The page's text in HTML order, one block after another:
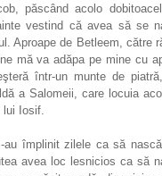
păscând acolo
vestind că avea să se
Aproape de Betleem, către
mă va adăpa pe mine cu
într-un munte de
a Salomeii, care locuia
Iosif.
împlinit zilele ca să
avea loc lesnicios ca să